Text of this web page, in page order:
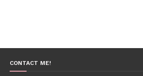
CONTACT ME!